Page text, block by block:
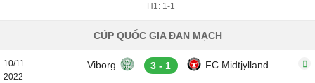
H1: 1-1
CÚP QUỐC GIA ĐAN MẠCH
10/11
2022
Viborg 3 - 1 FC Midtjylland